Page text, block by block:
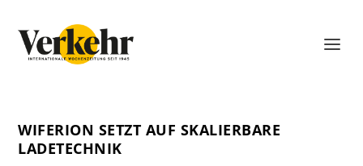
WIFERION SETZT AUF SKALIERBARE
LADETECHNIK